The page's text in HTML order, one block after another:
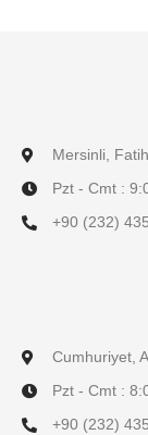
Mersinli,
Pzt - Cmt :
+90 (232)
Cumhuriyet,
Pzt - Cmt :
+90 (232)